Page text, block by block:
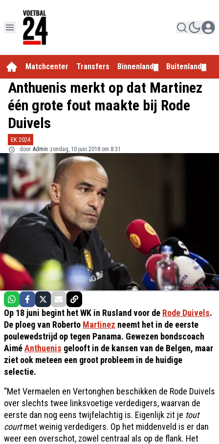
Matchcenter Transfers Binnenland Buitenland
Anthuenis merkt op dat Martinez
één grote fout maakte bij Rode
Duivels
EK 2024
door Admin zondag, 10 juni 2018 om 8:31
Op 18 juni begint het WK in Rusland voor de Rode Duivels.
De ploeg van Roberto Martinez neemt het in de eerste
poulewedstrijd op tegen Panama. Gewezen bondscoach
AiméAnthuenis gelooft in de kansen van de Belgen, maar
ziet ook meteen een groot probleem in de huidige
selectie.
“Met Vermaelen en Vertonghen beschikken de Rode Duivels
over slechts twee linksvoetige verdedigers, waarvan de
eerste dan nog eens twijfelachtig is. Eigenlijk zit je tout
courtmet weinig verdedigers. Op het middenveld is er dan
weer een overschot, zowel centraal als op de flank. Het